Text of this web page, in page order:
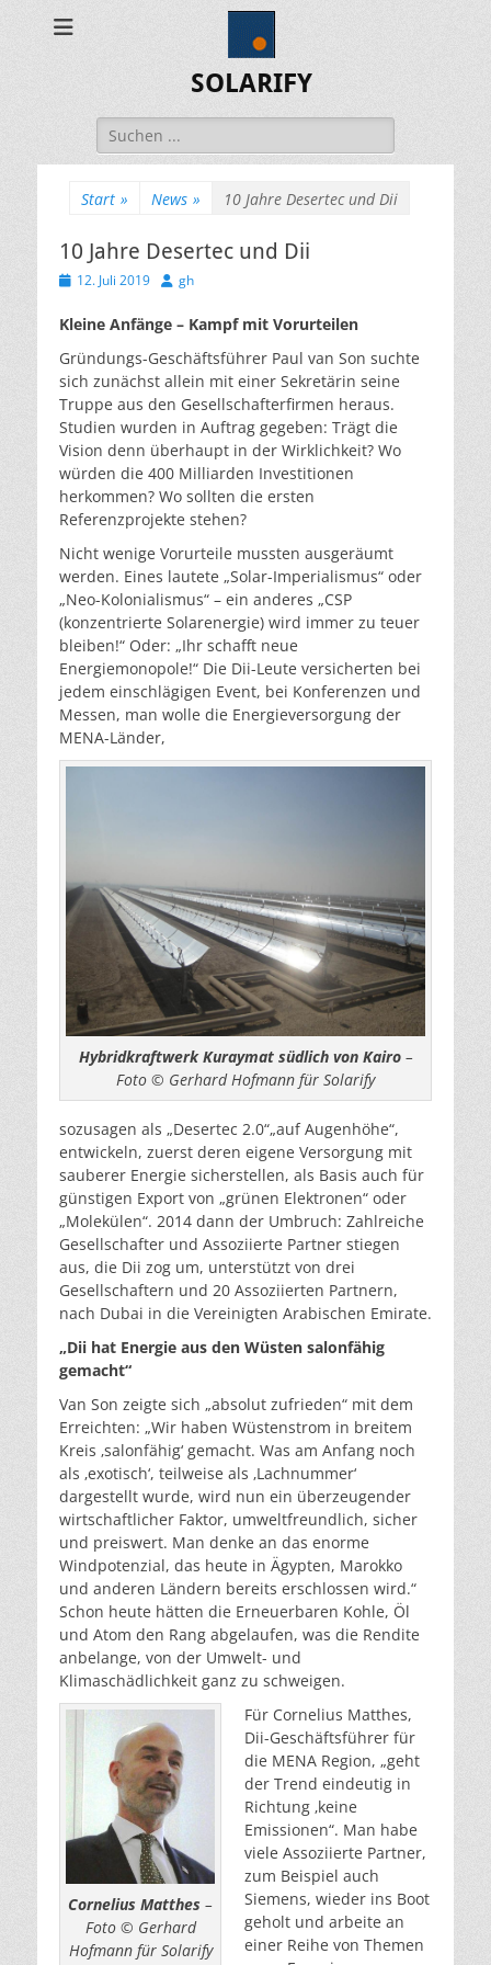
SOLARIFY
Suchen
nach:
Start » News » 10 Jahre Desertec und Dii
10 Jahre Desertec und Dii
Veröffentlicht
12. Juli 2019 Autor
gh
Kleine Anfänge – Kampf mit Vorurteilen
Gründungs-Geschäftsführer Paul van Son suchte
sich zunächst allein mit einer Sekretärin seine
Truppe aus den Gesellschafterfirmen heraus.
Studien wurden in Auftrag gegeben: Trägt die
Vision denn überhaupt in der Wirklichkeit? Wo
würden die 400 Milliarden Investitionen
herkommen? Wo sollten die ersten
Referenzprojekte stehen?
Nicht wenige Vorurteile mussten ausgeräumt
werden. Eines lautete „Solar-Imperialismus“ oder
„Neo-Kolonialismus“ – ein anderes „CSP
(konzentrierte Solarenergie) wird immer zu teuer
bleiben!“ Oder: „Ihr schafft neue
Energiemonopole!“ Die Dii-Leute versicherten bei
jedem einschlägigen Event, bei Konferenzen und
Messen, man wolle die Energieversorgung der
MENA-Länder,
Hybridkraftwerk Kuraymat südlich von Kairo–
Foto © Gerhard Hofmann für Solarify
sozusagen als „Desertec 2.0“„auf Augenhöhe“,
entwickeln, zuerst deren eigene Versorgung mit
sauberer Energie sicherstellen, als Basis auch für
günstigen Export von „grünen Elektronen“ oder
„Molekülen“. 2014 dann der Umbruch: Zahlreiche
Gesellschafter und Assoziierte Partner stiegen
aus, die Dii zog um, unterstützt von drei
Gesellschaftern und 20 Assoziierten Partnern,
nach Dubai in die Vereinigten Arabischen Emirate.
„Dii hat Energie aus den Wüsten salonfähig
gemacht“
Van Son zeigte sich „absolut zufrieden“ mit dem
Erreichten: „Wir haben Wüstenstrom in breitem
Kreis ‚salonfähig‘ gemacht. Was am Anfang noch
als ‚exotisch‘, teilweise als ‚Lachnummer‘
dargestellt wurde, wird nun ein überzeugender
wirtschaftlicher Faktor, umweltfreundlich, sicher
und preiswert. Man denke an das enorme
Windpotenzial, das heute in Ägypten, Marokko
und anderen Ländern bereits erschlossen wird.“
Schon heute hätten die Erneuerbaren Kohle, Öl
und Atom den Rang abgelaufen, was die Rendite
anbelange, von der Umwelt- und
Klimaschädlichkeit ganz zu schweigen.
Cornelius Matthes –
Foto © Gerhard
Hofmann für Solarify
Für Cornelius Matthes,
Dii-Geschäftsführer für
die MENA Region, „geht
der Trend eindeutig in
Richtung ‚keine
Emissionen“. Man habe
viele Assoziierte Partner,
zum Beispiel auch
Siemens, wieder ins Boot
geholt und arbeite an
einer Reihe von Themen